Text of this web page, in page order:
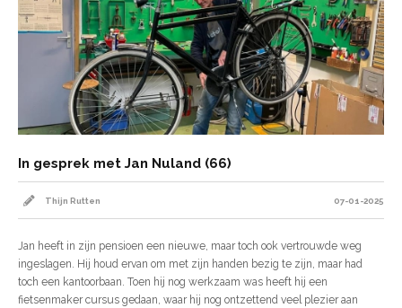
In gesprek met Jan Nuland (66)
Thijn Rutten 07-01-2025
Jan heeft in zijn pensioen een nieuwe, maar toch ook vertrouwde weg
ingeslagen. Hij houd ervan om met zijn handen bezig te zijn, maar had
toch een kantoorbaan. Toen hij nog werkzaam was heeft hij een
fietsenmaker cursus gedaan, waar hij nog ontzettend veel plezier aan